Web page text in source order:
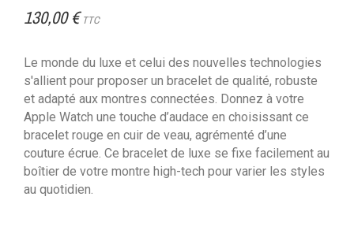
130,00 € TTC
Le monde du luxe et celui des nouvelles technologies
s'allient pour proposer un bracelet de qualité, robuste
et adapté aux montres connectées. Donnez à votre
Apple Watch une touche d’audace en choisissant ce
bracelet rouge en cuir de veau, agrémenté d’une
couture écrue. Ce bracelet de luxe se fixe facilement au
boîtier de votre montre high-tech pour varier les styles
au quotidien.